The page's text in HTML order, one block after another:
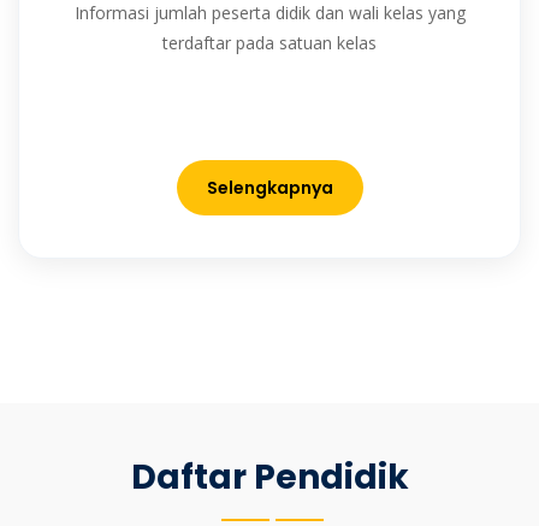
Informasi jumlah peserta didik dan wali kelas yang
terdaftar pada satuan kelas
Selengkapnya
Daftar Pendidik